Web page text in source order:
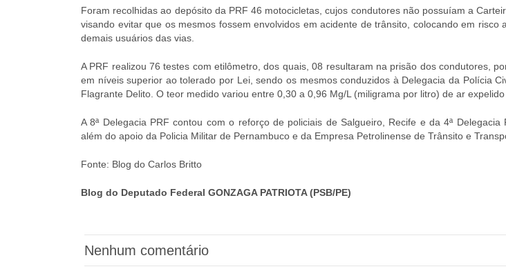
Foram recolhidas ao depósito da PRF 46 motocicletas, cujos condutores não possuíam a
visando evitar que os mesmos fossem envolvidos em acidente de trânsito, colocando em risco
demais usuários das vias.
A PRF realizou 76 testes com etilômetro, dos quais, 08 resultaram na prisão dos condutores,
em níveis superior ao tolerado por Lei, sendo os mesmos conduzidos à Delegacia da Polícia
Flagrante Delito. O teor medido variou entre 0,30 a 0,96 Mg/L (miligrama por litro) de ar expelido
A 8ª Delegacia PRF contou com o reforço de policiais de Salgueiro, Recife e da 4ª Delegacia
além do apoio da Policia Militar de Pernambuco e da Empresa Petrolinense de Trânsito e
Fonte: Blog do Carlos Britto
Blog do Deputado Federal GONZAGA PATRIOTA (PSB/PE)
Nenhum comentário